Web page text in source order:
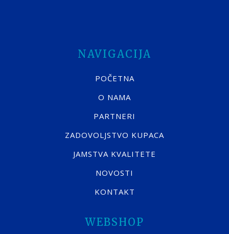
NAVIGACIJA
POČETNA
O NAMA
PARTNERI
ZADOVOLJSTVO KUPACA
JAMSTVA KVALITETE
NOVOSTI
KONTAKT
WEBSHOP